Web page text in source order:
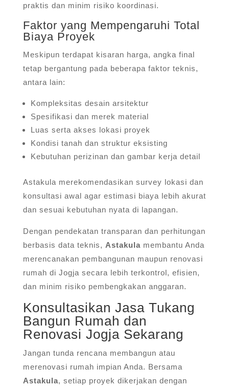
praktis dan minim risiko koordinasi.
Faktor yang Mempengaruhi Total
Biaya Proyek
Meskipun terdapat kisaran harga, angka final
tetap bergantung pada beberapa faktor teknis,
antara lain:
Kompleksitas desain arsitektur
Spesifikasi dan merek material
Luas serta akses lokasi proyek
Kondisi tanah dan struktur eksisting
Kebutuhan perizinan dan gambar kerja detail
Astakula merekomendasikan survey lokasi dan
konsultasi awal agar estimasi biaya lebih akurat
dan sesuai kebutuhan nyata di lapangan.
Dengan pendekatan transparan dan perhitungan
berbasis data teknis, Astakula membantu Anda
merencanakan pembangunan maupun renovasi
rumah di Jogja secara lebih terkontrol, efisien,
dan minim risiko pembengkakan anggaran.
Konsultasikan Jasa Tukang
Bangun Rumah dan
Renovasi Jogja Sekarang
Jangan tunda rencana membangun atau
merenovasi rumah impian Anda. Bersama
Astakula, setiap proyek dikerjakan dengan